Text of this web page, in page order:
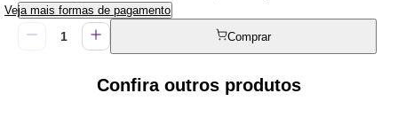
Veja mais formas de pagamento
Comprar
Confira outros produtos